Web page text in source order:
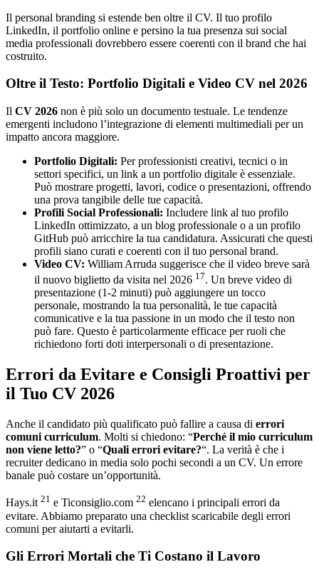
Il personal branding si estende ben oltre il CV. Il tuo profilo
LinkedIn, il portfolio online e persino la tua presenza sui social
media professionali dovrebbero essere coerenti con il brand che hai
costruito.
Oltre il Testo: Portfolio Digitali e Video CV nel 2026
Il CV 2026 non è più solo un documento testuale. Le tendenze
emergenti includono l’integrazione di elementi multimediali per un
impatto ancora maggiore.
Portfolio Digitali: Per professionisti creativi, tecnici o in
settori specifici, un link a un portfolio digitale è essenziale.
Può mostrare progetti, lavori, codice o presentazioni, offrendo
una prova tangibile delle tue capacità.
Profili Social Professionali: Includere link al tuo profilo
LinkedIn ottimizzato, a un blog professionale o a un profilo
GitHub può arricchire la tua candidatura. Assicurati che questi
profili siano curati e coerenti con il tuo personal brand.
Video CV: William Arruda suggerisce che il video breve sarà
il nuovo biglietto da visita nel 2026 17. Un breve video di
presentazione (1-2 minuti) può aggiungere un tocco
personale, mostrando la tua personalità, le tue capacità
comunicative e la tua passione in un modo che il testo non
può fare. Questo è particolarmente efficace per ruoli che
richiedono forti doti interpersonali o di presentazione.
Errori da Evitare e Consigli Proattivi per
il Tuo CV 2026
Anche il candidato più qualificato può fallire a causa di errori
comuni curriculum. Molti si chiedono: “Perché il mio curriculum
non viene letto?” o “Quali errori evitare?“. La verità è che i
recruiter dedicano in media solo pochi secondi a un CV. Un errore
banale può costare un’opportunità.
Hays.it 21 e Ticonsiglio.com 22 elencano i principali errori da
evitare. Abbiamo preparato una checklist scaricabile degli errori
comuni per aiutarti a evitarli.
Gli Errori Mortali che Ti Costano il Lavoro